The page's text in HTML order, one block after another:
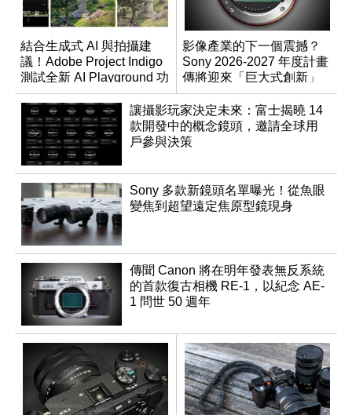
結合生成式 AI 與拍攝建
議！Adobe Project Indigo
測試全新 AI Playground 功
能
影像產業的下一個震撼？
Sony 2026-2027 年度計畫
傳將迎來「巨大式創新」
讓攝影玩家決定未來：富士揭曉 14
款開發中的概念鏡頭，邀請全球用
戶參與決策
Sony 多款新鏡頭名單曝光！從魚眼
變焦到超望遠定焦原型鏡現身
傳聞 Canon 將在明年發表無反系統
的首款復古相機 RE-1，以紀念 AE-
1 問世 50 週年